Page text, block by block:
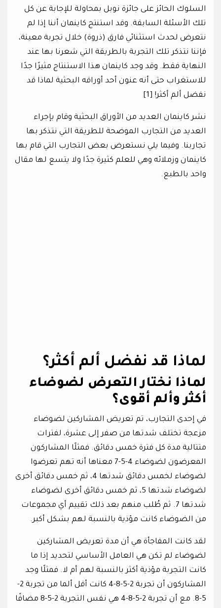
السلوك الحائز على جائزة نوبل بمحاولة للإجابة عن كل
تلك الأسئلة السابقة. وقد استنتج كاينمان أننا إذا لم
نتعرض لحدث استثنائي فارق (ذروة) خلال تجربة معينة،
فإننا نتذكر تلك التجربة بالطريقة التي شعرنا بها عند
النهاية فقط. وقد وجد كاينمان هذا الاستنتاج مثيرًا جدًا
للاستغراب حتى أنه عنون أحد أوراقه البحثية لماذا قد
نفضل ألم أكثر! [1]
نشر كاينمان العديد من الأوراق البحثية وقام بإجراء
العديد من التجارب الموضحة للطريقة التي نتذكر بها
تجاربنا. وفيما يلي نستعرض بعض التجارب التي قام بها
كاينمان وزملائه وهي للعلم كثيرة جدًا ولا يتسع لها مقال
واحد بالطبع.
لماذا قد نفضل ألم أكثر؟
لماذا نختار التعرض لضوضاء
أكثر وألم أقوى؟
في إحدى التجارب، تم تعريض المشاركين لضوضاء
مزعجة تختلف شدتها من صفر إلى عشرة، لفترات
متتالية مدة كل فترة خمس دقائق. فمثلًا المشاركون
المعرضون لضوضاء 4-5-7 معناها أنه تهم تعرضوا
لضوضاء لخمس دقائق شدتها 4، ثم خمس دقائق أخرى
لضوضاء شدتها 5، ثم خمس دقائق أخرى لضوضاء
شدتها 7. ثم طُلب منهم بعد ذلك تقييم أي مجموعات
من الضوضاء كانت مؤذية بالنسبة لهم بشكل أكبر.
لقد كانت المفاجأة هي أن مدة تعريض المشاركين
لضوضاء لم تكن هي العامل الأساسي لتحديد إذا ما
كانت التجربة مؤذية أكثر بالنسبة لهم أم لا. فمثلًا وجد
المشاركون أن تجربة 2-5-8-4 كانت أقل ألما من تجربة 2-
5-8. مع أن تجربة 2-5-8-4 هي نفس التجربة 2-5-8 مضافًا